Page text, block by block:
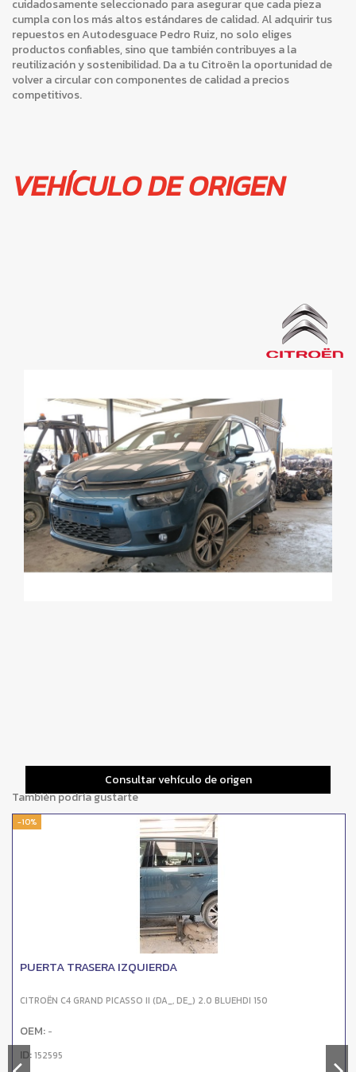
cuidadosamente seleccionado para asegurar que cada pieza
cumpla con los más altos estándares de calidad. Al adquirir tus
repuestos en Autodesguace Pedro Ruiz, no solo eliges
productos confiables, sino que también contribuyes a la
reutilización y sostenibilidad. Da a tu Citroën la oportunidad de
volver a circular con componentes de calidad a precios
competitivos.
VEHÍCULO DE ORIGEN
Consultar vehículo de origen
También podría gustarte
-10%
PUERTA TRASERA IZQUIERDA
CITROËN C4 GRAND PICASSO II (DA_, DE_) 2.0 BLUEHDI 150
OEM: -
ID:152595